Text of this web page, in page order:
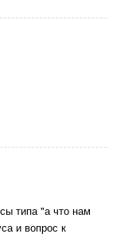
типа "а что нам
и вопрос к